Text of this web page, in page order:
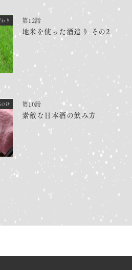
り 第12話
地米を使った酒造り その2
の話 第10話
素敵な日本酒の飲み方